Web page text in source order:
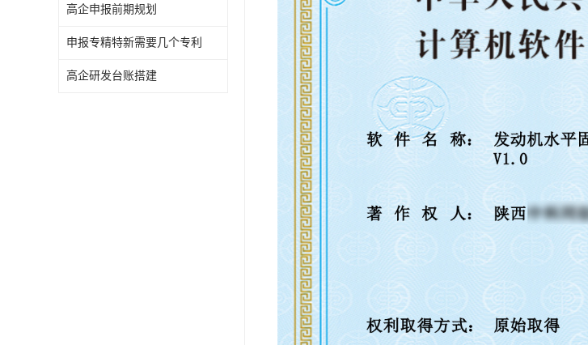
高企申报前期规划
申报专精特新需要几个专利
高企研发台账搭建